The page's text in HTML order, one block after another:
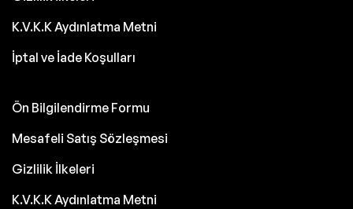
K.V.K.K Aydınlatma Metni
İptal ve İade Koşulları
Ön Bilgilendirme Formu
Mesafeli Satış Sözleşmesi
Gizlilik İlkeleri
K.V.K.K Aydınlatma Metni